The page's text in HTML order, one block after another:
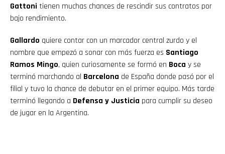
Gattoni tienen muchas chances de rescindir sus contratos por
bajo rendimiento.
Gallardo quiere contar con un marcador central zurdo y el
nombre que empezó a sonar con más fuerza es Santiago
Ramos Mingo, quien curiosamente se formó en Boca y se
terminó marchando al Barcelona de España donde pasó por el
filial y tuvo la chance de debutar en el primer equipo. Más tarde
terminó llegando a Defensa y Justicia para cumplir su deseo
de jugar en la Argentina.